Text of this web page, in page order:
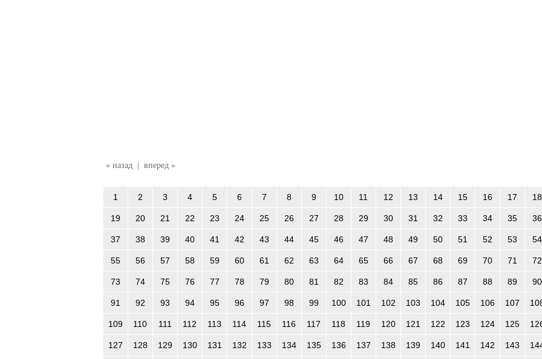
« назад вперед »
1 2 3 4 5 6 7 8 9 10 11 12 13 14 15 16 17 18
19 20 21 22 23 24 25 26 27 28 29 30 31 32 33 34 35 36
37 38 39 40 41 42 43 44 45 46 47 48 49 50 51 52 53 54
55 56 57 58 59 60 61 62 63 64 65 66 67 68 69 70 71 72
73 74 75 76 77 78 79 80 81 82 83 84 85 86 87 88 89 90
91 92 93 94 95 96 97 98 99 100 101 102 103 104 105 106 107
109 110 111 112 113 114 115 116 117 118 119 120 121 122 123 124 125
127 128 129 130 131 132 133 134 135 136 137 138 139 140 141 142 143